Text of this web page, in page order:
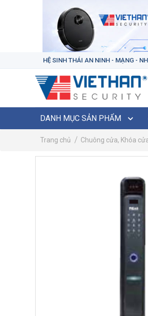
HỆ SINH THÁI AN NINH - MẠNG -
DANH MỤC SẢN PHẨM
Trang chủ Chuông cửa, Khóa